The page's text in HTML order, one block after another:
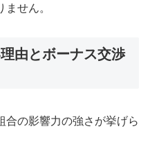
せん。
由とボーナス交渉
合の影響力の強さが挙げら